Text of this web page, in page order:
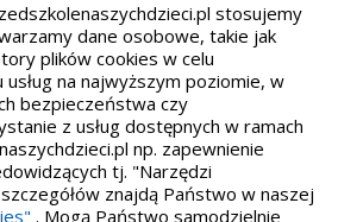
dostępności oraz W3C
SECTION 508 EAA/EN 301549
IS 5568
stosujemy
dane osobowe, takie jak
plików cookies w celu
na najwyższym poziomie, w
bezpieczeństwa czy
z usług dostępnych w ramach
np. zapewnienie
tj. "Narzędzi
znajdą Państwo w naszej
. Mogą Państwo samodzielnie